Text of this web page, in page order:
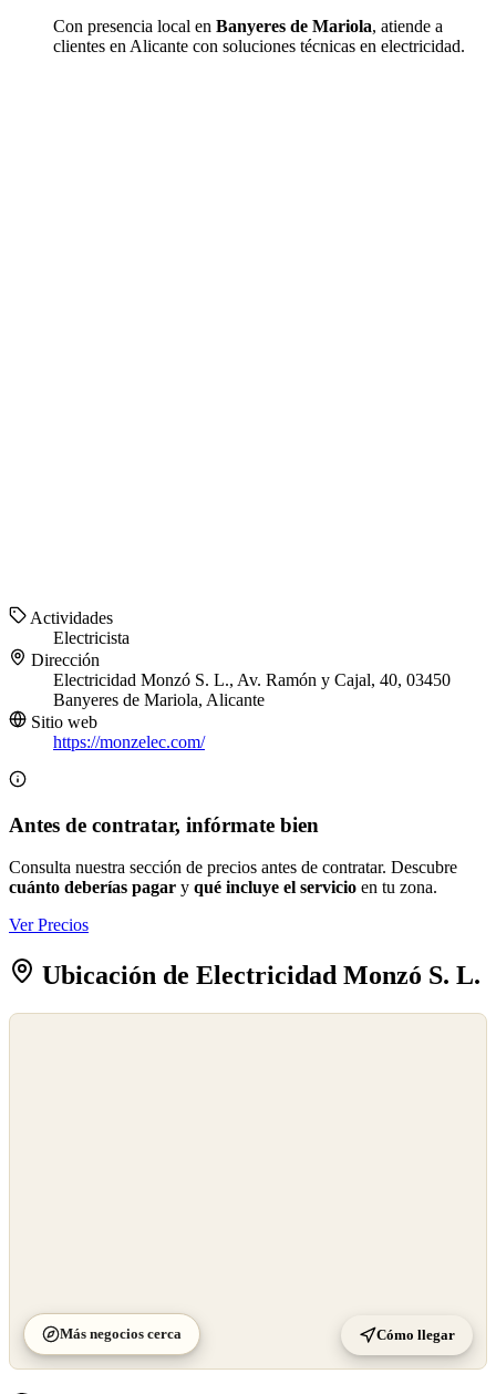
Con presencia local en Banyeres de Mariola, atiende a
clientes en Alicante con soluciones técnicas en electricidad.
Actividades
Electricista
Dirección
Electricidad Monzó S. L., Av. Ramón y Cajal, 40, 03450
Banyeres de Mariola, Alicante
Sitio web
https://monzelec.com/
Antes de contratar, infórmate bien
Consulta nuestra sección de precios antes de contratar. Descubre
cuánto deberías pagar y qué incluye el servicio en tu zona.
Ver Precios
Ubicación de Electricidad Monzó S. L.
Más negocios cerca Cómo llegar